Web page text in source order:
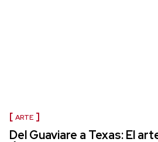
ARTE
Del Guaviare a Texas: El